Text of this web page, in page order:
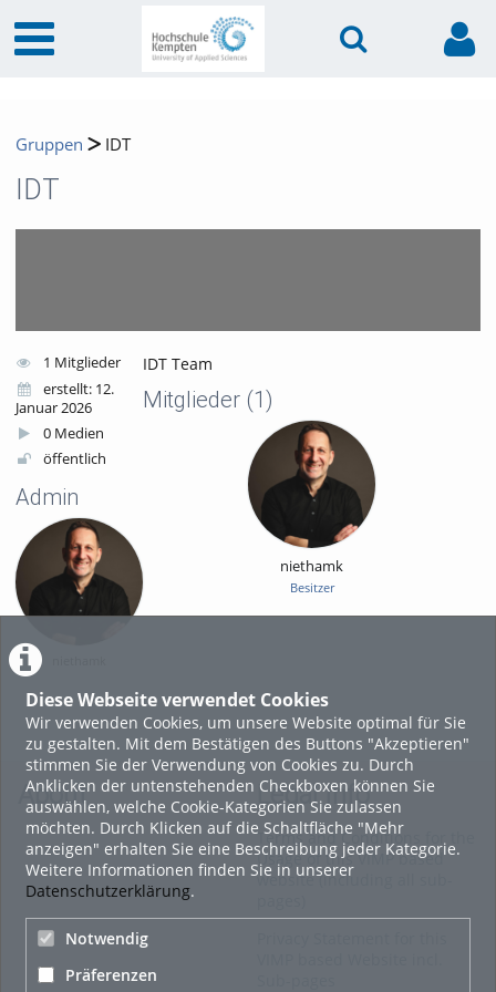
Diese Webseite verwendet Cookies
Wir verwenden Cookies, um unsere Website optimal für Sie
zu gestalten. Mit dem Bestätigen des Buttons "Akzeptieren"
stimmen Sie der Verwendung von Cookies zu. Durch
Anklicken der untenstehenden Checkboxen können Sie
auswählen, welche Cookie-Kategorien Sie zulassen
möchten. Durch Klicken auf die Schaltfläche "Mehr
anzeigen" erhalten Sie eine Beschreibung jeder Kategorie.
Weitere Informationen finden Sie in unserer
Datenschutzerklärung.
Notwendig
Präferenzen
Gruppen IDT
IDT
1 Mitglieder
erstellt: 12.
Januar 2026
0 Medien
öffentlich
Admin
IDT Team
Mitglieder (1)
niethamk
Besitzer
About Legal Info
Terms and Conditions for the
Usage of this VIMP based
website (including all sub-